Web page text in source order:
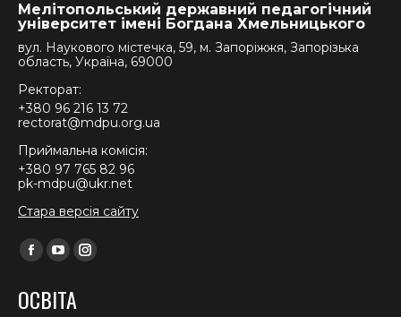
Мелітопольський державний педагогічний
університет імені Богдана Хмельницького
вул. Наукового містечка, 59, м. Запоріжжя, Запорізька
область, Україна, 69000
Ректорат:
+380 96 216 13 72
rectorat@mdpu.org.ua
Приймальна комісія:
+380 97 765 82 96
pk-mdpu@ukr.net
Стара версія сайту
Find us on:
Facebook
opens
YouTube
opens
Instagram
ОСВІТА